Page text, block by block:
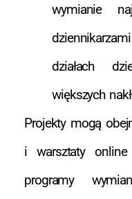
wymianie
działach
większych
Projekty mogą
i warsztaty
programy